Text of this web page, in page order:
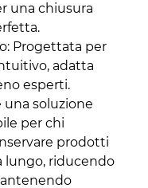
una chiusura
Progettata per
adatta
esperti.
una soluzione
per chi
prodotti
lungo, riducendo